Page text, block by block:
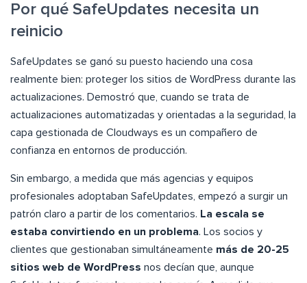
Por qué SafeUpdates necesita un
reinicio
SafeUpdates se ganó su puesto haciendo una cosa
realmente bien: proteger los sitios de WordPress durante las
actualizaciones. Demostró que, cuando se trata de
actualizaciones automatizadas y orientadas a la seguridad, la
capa gestionada de Cloudways es un compañero de
confianza en entornos de producción.
Sin embargo, a medida que más agencias y equipos
profesionales adoptaban SafeUpdates, empezó a surgir un
patrón claro a partir de los comentarios. La escala se
estaba convirtiendo en un problema. Los socios y
clientes que gestionaban simultáneamente más de 20-25
sitios web de WordPress nos decían que, aunque